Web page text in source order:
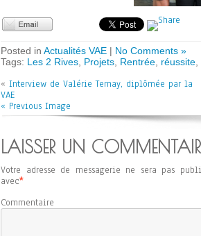
Posted in Actualités VAE | No Comments »
Tags: Les 2 Rives Projets Rentrée réussite
« Interview de Valérie Ternay, diplômée par la
VAE
« Previous Image
LAISSER UN
Votre adresse de messagerie ne sera pas
avec*
Commentaire